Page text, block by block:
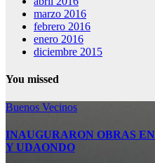
marzo 2016
febrero 2016
enero 2016
diciembre 2015
You missed
Buenos Vecinos
INAUGURARON OBRAS
Y UDAONDO